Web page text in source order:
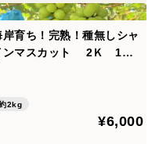
岸育ち！完熟！種無しシャ
マスカット 2Ｋ 1箱
2kg
¥6,000